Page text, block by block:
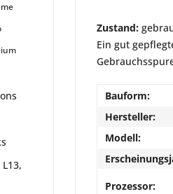
Zustand:
Ein gut
Bauform:
Hersteller:
Modell:
Prozessor: